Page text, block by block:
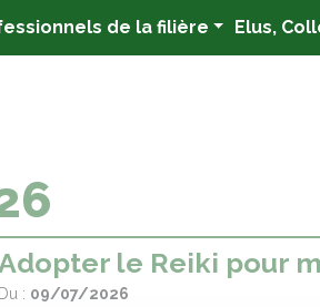
de la filière Elus,
le Reiki pour
Du : 09/07/2026